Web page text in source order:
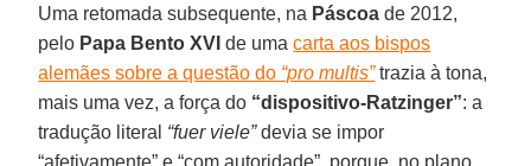
Uma retomada subsequente, na Páscoa de 2012,
pelo Papa Bento XVI de umacarta aos bispos
alemães sobre a questão do “pro multis”trazia à tona,
mais uma vez, a força do “dispositivo-Ratzinger”: a
tradução literal “fuer viele”devia se impor
“afetivamente” e “com autoridade”, porque, no plano